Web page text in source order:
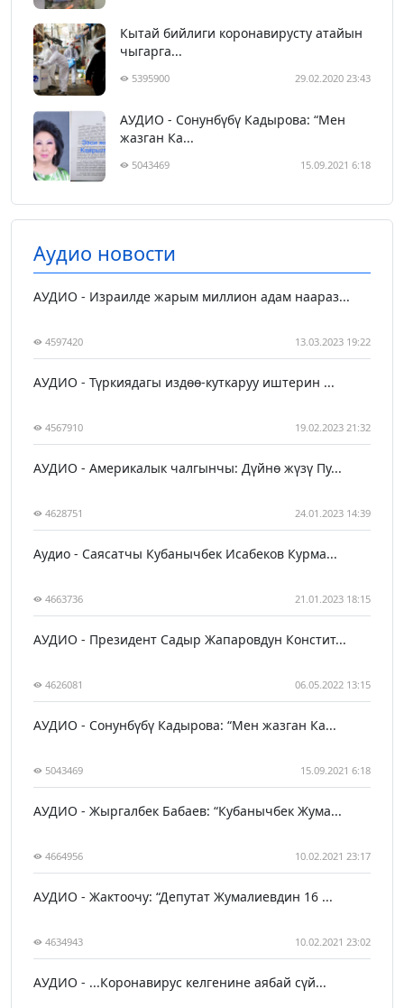
Кытай бийлиги коронавирусту атайын
чыгарга...
5395900 29.02.2020 23:43
АУДИО - Сонунбүбү Кадырова: “Мен
жазган Ка...
5043469 15.09.2021 6:18
Аудио новости
АУДИО - Израилде жарым миллион адам наараз...
4597420 13.03.2023 19:22
АУДИО - Түркиядагы издөө-куткаруу иштерин ...
4567910 19.02.2023 21:32
АУДИО - Америкалык чалгынчы: Дүйнө жүзү Пу...
4628751 24.01.2023 14:39
Аудио - Саясатчы Кубанычбек Исабеков Курма...
4663736 21.01.2023 18:15
АУДИО - Президент Садыр Жапаровдун Констит...
4626081 06.05.2022 13:15
АУДИО - Сонунбүбү Кадырова: “Мен жазган Ка...
5043469 15.09.2021 6:18
АУДИО - Жыргалбек Бабаев: “Кубанычбек Жума...
4664956 10.02.2021 23:17
АУДИО - Жактоочу: “Депутат Жумалиевдин 16 ...
4634943 10.02.2021 23:02
АУДИО - ...Коронавирус келгенине аябай сүй...